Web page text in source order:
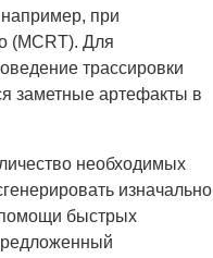
при
(MCRT). Для
трассировки
заметные артефакты в
необходимых
изначально
помощи быстрых